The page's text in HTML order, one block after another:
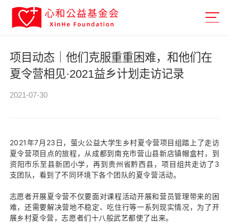
项目动态｜他们克服重重困难，和他们在
夏令营相见·2021益乡计划走访记录
2021-07-30
2021年7月23日，萤火公益大学生乡村夏令营项目组踏上了走访
夏令营项目点的旅程，从成都到南充市营山县新店镇帽盒村，到
资阳市乐至县新团小学，再到贵州省黔西县，项目组共走访了3
支团队，看到了不同环境下各个团队的夏令营活动。
志愿者开展夏令营不仅要面对课程活动开展和营员管理带来的困
难，还需要解决营地不稳定、吃住行等一系列现实情况，为了开
展乡村夏令营，志愿者们十八般武艺都使了出来。